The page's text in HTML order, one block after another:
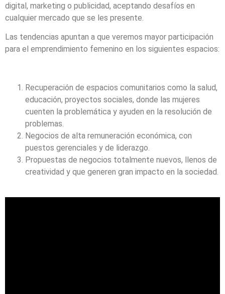
digital, marketing o publicidad, aceptando desafíos en
cualquier mercado que se les presente.
Las tendencias apuntan a que veremos mayor participación
para el emprendimiento femenino en los siguientes espacios:
Recuperación de espacios comunitarios como la salud,
educación, proyectos sociales, donde las mujeres
cuenten la problemática y ayuden en la resolución de
problemas.
Negocios de alta remuneración económica, con
puestos gerenciales y de liderazgo.
Propuestas de negocios totalmente nuevos, llenos de
creatividad y que generen gran impacto en la sociedad.